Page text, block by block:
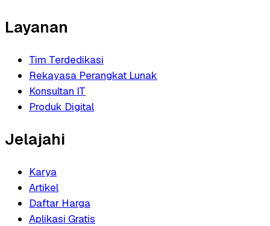
Layanan
Tim Terdedikasi
Rekayasa Perangkat Lunak
Konsultan IT
Produk Digital
Jelajahi
Karya
Artikel
Daftar Harga
Aplikasi Gratis